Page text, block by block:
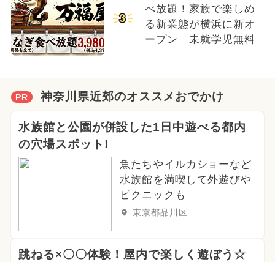
3
べ放題！家族で楽しめ
る新業態が横浜に新オ
ープン 未就学児無料
PR 神奈川県近郊のオススメおでかけ
水族館と公園が併設した1日中遊べる都内
の穴場スポット!
魚たちやイルカショーなど
水族館を満喫して外遊びや
ピクニックも
東京都品川区
跳ねる×〇〇体験！屋内で楽しく遊ぼう☆